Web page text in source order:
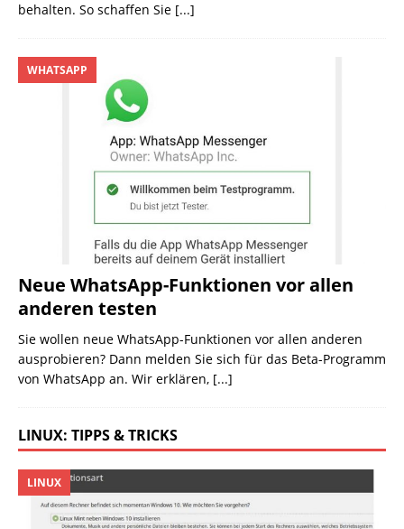
behalten. So schaffen Sie [...]
Neue WhatsApp-Funktionen vor allen
anderen testen
WHATSAPP
Sie wollen neue WhatsApp-Funktionen vor allen anderen
ausprobieren? Dann melden Sie sich für das Beta-Programm
von WhatsApp an. Wir erklären, [...]
LINUX: TIPPS & TRICKS
LINUX